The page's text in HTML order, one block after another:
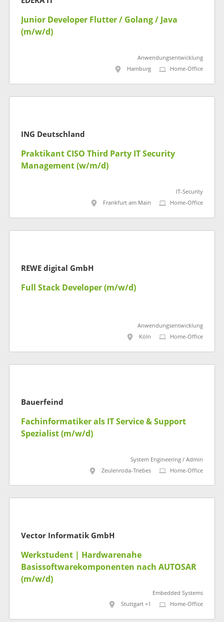
Junior Developer Flutter / Golang / Java
(m/w/d)
Anwendungsentwicklung
Hamburg
Home-Office
ING Deutschland
Praktikant CISO Third Party IT Security
Management (w/m/d)
IT-Security
Frankfurt am Main
Home-Office
REWE digital GmbH
Full Stack Developer (m/w/d)
Anwendungsentwicklung
Köln
Home-Office
Bauerfeind
Fachinformatiker als IT Service & Support
Spezialist (m/w/d)
System Engineering / Admin
Zeulenroda-Triebes
Home-Office
Vector Informatik GmbH
Werkstudent | Hardwarenahe
Basissoftwarekomponenten nach AUTOSAR
(m/w/d)
Embedded Systems
Stuttgart +1
Home-Office